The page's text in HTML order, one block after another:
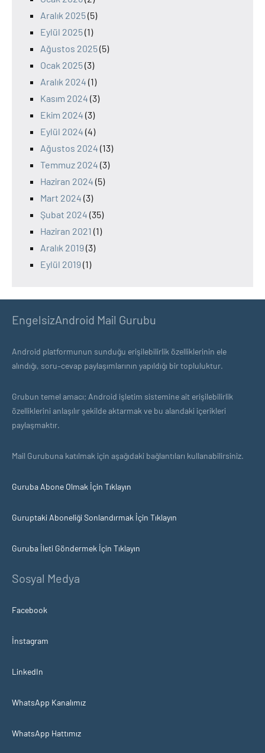
Aralık 2025(5)
Eylül 2025(1)
Ağustos 2025(5)
Ocak 2025(3)
Aralık 2024 (1)
Kasım 2024 (3)
Ekim 2024 (3)
Eylül 2024 (4)
Ağustos 2024 (13)
Temmuz 2024 (3)
Haziran 2024 (5)
Mart 2024 (3)
Şubat 2024 (35)
Haziran 2021 (1)
Aralık 2019(3)
Eylül 2019(1)
EngelsizAndroid Mail Gurubu
Android platformunun sunduğu erişilebilirlik özelliklerinin ele
alındığı, soru–cevap paylaşımlarının yapıldığı bir topluluktur.
Grubun temel amacı; Android işletim sistemine ait erişilebilirlik
özelliklerini anlaşılır şekilde aktarmak ve bu alandaki içerikleri
paylaşmaktır.
Mail Gurubuna katılmak için aşağıdaki bağlantıları kullanabilirsiniz.
Guruba Abone Olmak İçin Tıklayın
Guruptaki Aboneliği Sonlandırmak İçin Tıklayın
Guruba İleti Göndermek İçin Tıklayın
Sosyal Medya
Facebook
İnstagram
LinkedIn
WhatsApp Kanalımız
WhatsApp Hattımız